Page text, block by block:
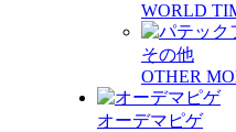
WORLD
その他
OTHER
オーデマピゲ